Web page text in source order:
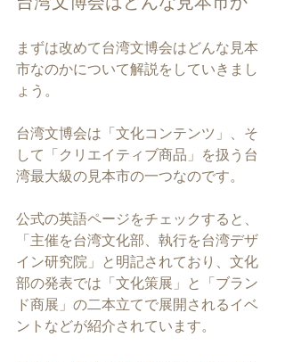
まずは改めて台湾文博会はどんな見本
市なのかについて解説をしていきまし
ょう。
台湾文博会は「文化コンテンツ」、そ
して「クリエイティブ商品」を扱う台
湾最大級の見本市の一つなのです。
公式の英語ページをチェックすると、
「主催を台湾文化部、執行を台湾デザ
イン研究院」と明記されており、文化
部の発表では「文化策展」と「ブラン
ド商展」の二本立てで展開されるイベ
ントなどが紹介されています。